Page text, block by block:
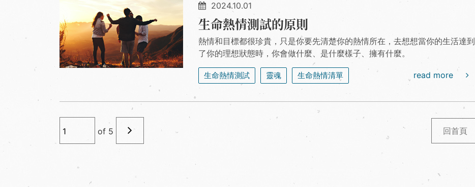
2024.10.01
生命熱情測試的原則
熱情和目標都很珍貴，只是你要先清楚你的熱情所在，去想想當你的生活達到
了你的理想狀態時，你會做什麼、是什麼樣子、擁有什麼。
生命熱情測試 靈魂 生命熱情清單 read more
of 5 回首頁